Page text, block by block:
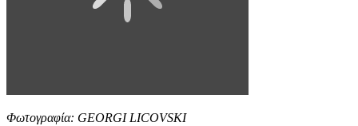
Φωτογραφία: GEORGI LICOVSKI